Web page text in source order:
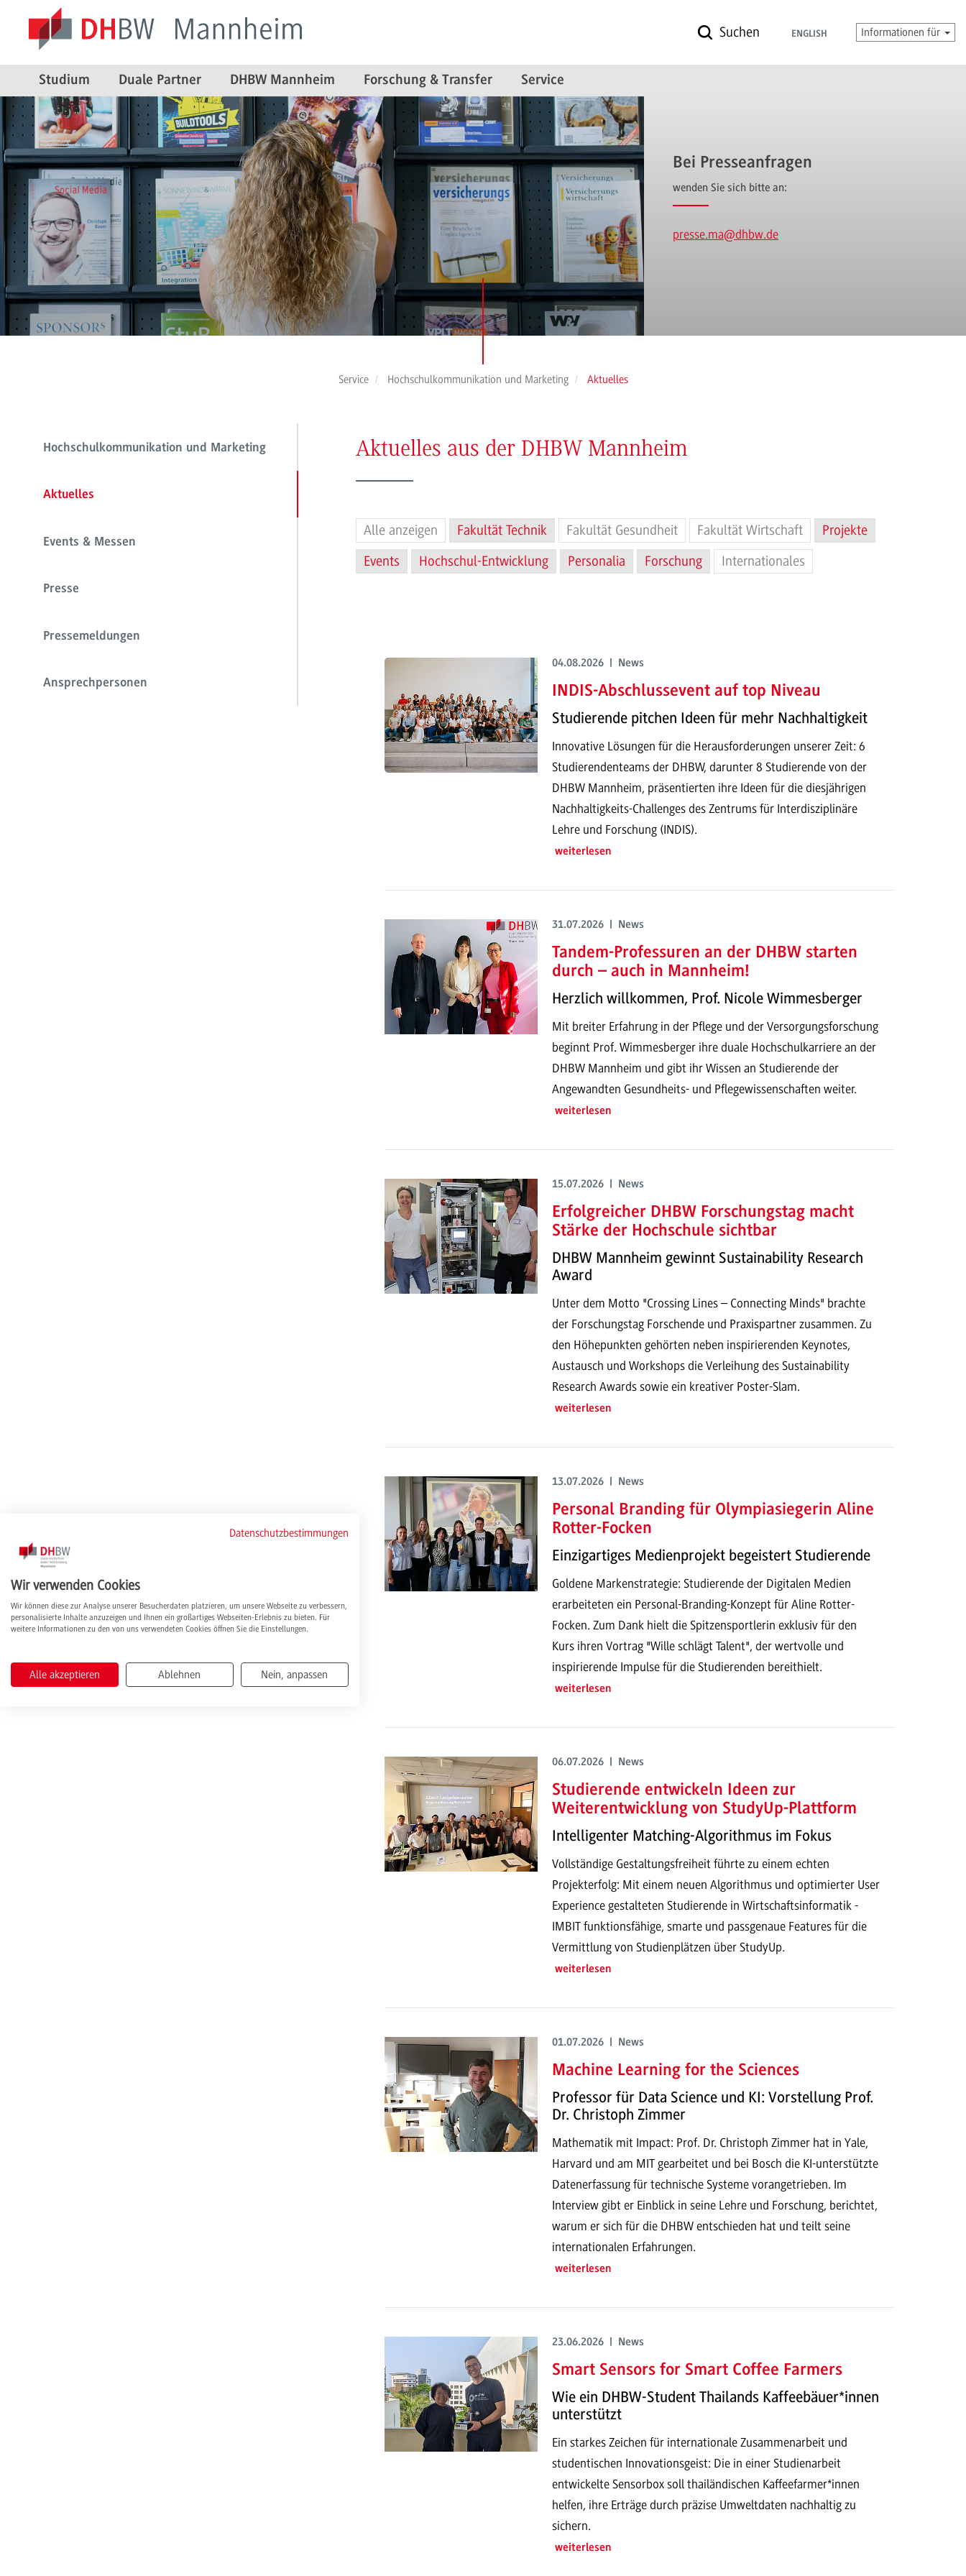
Suchen ENGLISH Informationen für
Studium Duale Partner DHBW Mannheim Forschung & Transfer Service
Bei Presseanfragen
wenden Sie sich bitte an:
presse.ma@dhbw.de
Service Hochschulkommunikation und Marketing Aktuelles
Hochschulkommunikation und Marketing
Aktuelles
Events & Messen
Presse
Pressemeldungen
Ansprechpersonen
Aktuelles aus der DHBW Mannheim
Alle anzeigen Fakultät Technik Fakultät Gesundheit Fakultät Wirtschaft
Projekte
Events
Hochschul-Entwicklung Personalia Forschung Internationales
04.08.2026 | News
INDIS-Abschlussevent auf top Niveau
Studierende pitchen Ideen für mehr Nachhaltigkeit
Innovative Lösungen für die Herausforderungen unserer Zeit: 6
Studierendenteams der DHBW, darunter 8 Studierende von der
DHBW Mannheim, präsentierten ihre Ideen für die diesjährigen
Nachhaltigkeits-Challenges des Zentrums für Interdisziplinäre
Lehre und Forschung (INDIS).
weiterlesen
31.07.2026 | News
Tandem-Professuren an der DHBW starten
durch – auch in Mannheim!
Herzlich willkommen, Prof. Nicole Wimmesberger
Mit breiter Erfahrung in der Pflege und der Versorgungsforschung
beginnt Prof. Wimmesberger ihre duale Hochschulkarriere an der
DHBW Mannheim und gibt ihr Wissen an Studierende der
Angewandten Gesundheits- und Pflegewissenschaften weiter.
weiterlesen
15.07.2026 | News
Erfolgreicher DHBW Forschungstag macht
Stärke der Hochschule sichtbar
DHBW Mannheim gewinnt Sustainability Research
Award
Unter dem Motto "Crossing Lines – Connecting Minds" brachte
der Forschungstag Forschende und Praxispartner zusammen. Zu
den Höhepunkten gehörten neben inspirierenden Keynotes,
Austausch und Workshops die Verleihung des Sustainability
Research Awards sowie ein kreativer Poster-Slam.
weiterlesen
13.07.2026 | News
Personal Branding für Olympiasiegerin Aline
Rotter-Focken
Einzigartiges Medienprojekt begeistert Studierende
Goldene Markenstrategie: Studierende der Digitalen Medien
erarbeiteten ein Personal-Branding-Konzept für Aline Rotter-
Focken. Zum Dank hielt die Spitzensportlerin exklusiv für den
Kurs ihren Vortrag "Wille schlägt Talent", der wertvolle und
inspirierende Impulse für die Studierenden bereithielt.
weiterlesen
06.07.2026 | News
Studierende entwickeln Ideen zur
Weiterentwicklung von StudyUp-Plattform
Intelligenter Matching-Algorithmus im Fokus
Vollständige Gestaltungsfreiheit führte zu einem echten
Projekterfolg: Mit einem neuen Algorithmus und optimierter User
Experience gestalteten Studierende in Wirtschaftsinformatik -
IMBIT funktionsfähige, smarte und passgenaue Features für die
Vermittlung von Studienplätzen über StudyUp.
weiterlesen
01.07.2026 | News
Machine Learning for the Sciences
Professor für Data Science und KI: Vorstellung Prof.
Dr. Christoph Zimmer
Mathematik mit Impact: Prof. Dr. Christoph Zimmer hat in Yale,
Harvard und am MIT gearbeitet und bei Bosch die KI-unterstützte
Datenerfassung für technische Systeme vorangetrieben. Im
Interview gibt er Einblick in seine Lehre und Forschung, berichtet,
warum er sich für die DHBW entschieden hat und teilt seine
internationalen Erfahrungen.
weiterlesen
23.06.2026 | News
Smart Sensors for Smart Coffee Farmers
Wie ein DHBW-Student Thailands Kaffeebäuer*innen
unterstützt
Ein starkes Zeichen für internationale Zusammenarbeit und
studentischen Innovationsgeist: Die in einer Studienarbeit
entwickelte Sensorbox soll thailändischen Kaffeefarmer*innen
helfen, ihre Erträge durch präzise Umweltdaten nachhaltig zu
sichern.
weiterlesen
Datenschutzbestimmungen
Wir verwenden Cookies
Wir können diese zur Analyse unserer Besucherdaten platzieren, um unsere Webseite zu verbessern,
personalisierte Inhalte anzuzeigen und Ihnen ein großartiges Webseiten-Erlebnis zu bieten. Für
weitere Informationen zu den von uns verwendeten Cookies öffnen Sie die Einstellungen.
Alle akzeptieren Ablehnen Nein, anpassen